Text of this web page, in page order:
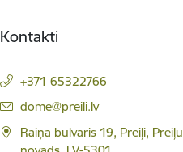
Kontakti
+371 65322766
E-pasts:
dome@preili.lv
Raiņa bulvāris 19, Preiļi, Preiļu